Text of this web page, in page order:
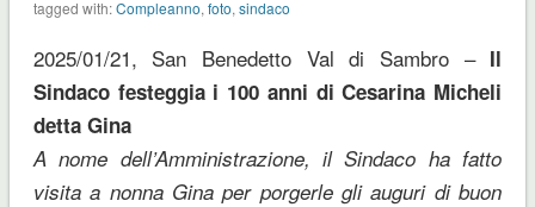
tagged with:Compleanno, foto, sindaco
2025/01/21, San Benedetto Val di Sambro – Il
Sindaco festeggia i 100 anni di Cesarina Micheli
detta Gina
A nome dell’Amministrazione, il Sindaco ha fatto
visita a nonna Gina per porgerle gli auguri di buon